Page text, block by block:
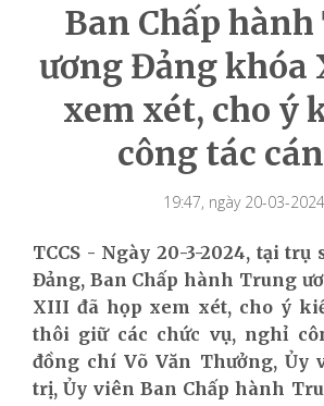
Ban Chấp
ương Đảng khóa
xem xét, cho ý
công tác
19:47, ngày 20-03-2024
TCCS - Ngày 20-3-2024, tại trụ
Đảng, Ban Chấp hành Trung
XIII đã họp xem xét, cho ý
thôi giữ các chức vụ, nghỉ
đồng chí Võ Văn Thưởng, Ủy
trị, Ủy viên Ban Chấp hành